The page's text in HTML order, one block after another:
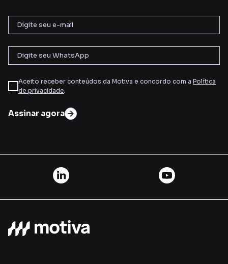
Aceito receber conteúdos da Motiva e concordo com a Política
de privacidade.
Assinar agora